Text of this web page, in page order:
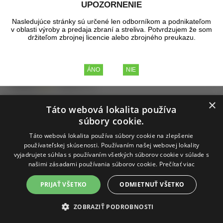
tlmiče na puškuamieridlá na vzduchovku
kovov,ultrazvukové čističkyči pomôcky naryžovanie zlata.
Navštívte nášarmy shop v Košiciacha presvedčte sa o
kvalite našich produktov.
Cena
Dátum pridania
Obrázky
Tabuľka
Parametre∨ Na sklade
(59)
Zľava
Novinka
Zobrazené produkty1 - 60z celkových70
UPOZORNENIE
Nasledujúce stránky sú určené len odborníkom a podnikateľom
v oblasti výroby a predaja zbraní a streliva. Potvrdzujem že som
držiteľom zbrojnej licencie alebo zbrojného preukazu.
×
Táto webová lokalita používa
súbory cookie.
Táto webová lokalita používa súbory cookie na zlepšenie
používateľskej skúsenosti. Používaním našej webovej lokality
vyjadrujete súhlas s používaním všetkých súborov cookie v súlade s
našimi zásadami používania súborov cookie. Prečítať viac
PRIJAŤ VŠETKO ODMIETNUŤ VŠETKO
ZOBRAZIŤ PODROBNOSTI